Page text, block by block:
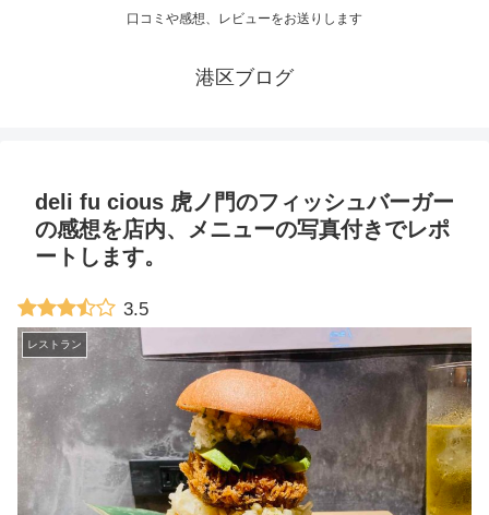
口コミや感想、レビューをお送りします
港区ブログ
deli fu cious 虎ノ門のフィッシュバーガー
の感想を店内、メニューの写真付きでレポ
ートします。
3.5
レストラン